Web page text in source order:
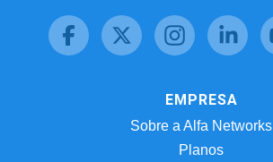
EMPRESA
Sobre a Alfa Networks
Planos